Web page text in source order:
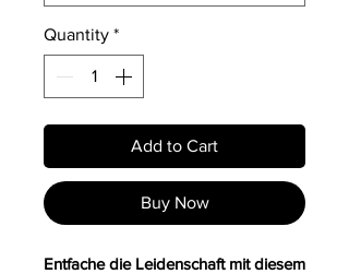
Quantity *
Add to Cart
Buy Now
Entfache die Leidenschaft mit diesem